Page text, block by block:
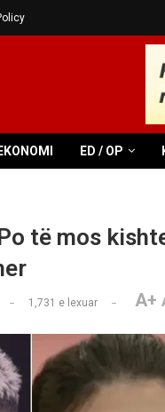
EKONOMI ED / OP
të mos
1,731 e lexuar A+